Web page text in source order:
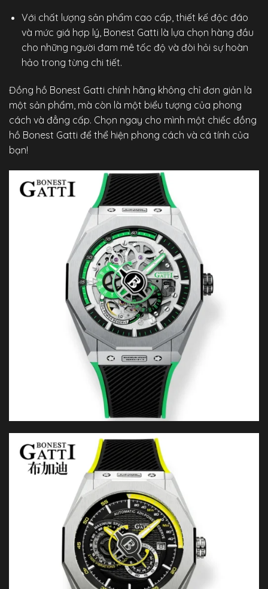
Với chất lượng sản phẩm cao cấp, thiết kế độc đáo
và mức giá hợp lý, Bonest Gatti là lựa chọn hàng đầu
cho những người đam mê tốc độ và đòi hỏi sự hoàn
hảo trong từng chi tiết.
Đồng hồ Bonest Gatti chính hãng không chỉ đơn giản là
một sản phẩm, mà còn là một biểu tượng của phong
cách và đẳng cấp. Chọn ngay cho mình một chiếc đồng
hồ Bonest Gatti để thể hiện phong cách và cá tính của
bạn!